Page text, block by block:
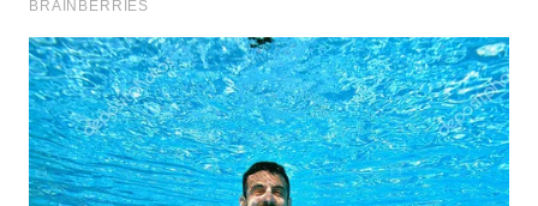
TANJUNG
LESUNG
WN
KARO
WN